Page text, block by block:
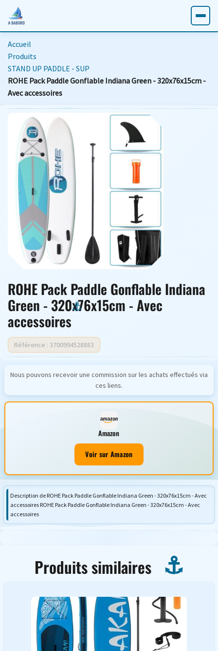
Accueil
Produits
STAND UP PADDLE - SUP
ROHE Pack Paddle Gonflable Indiana Green - 320x76x15cm -
Avec accessoires
ROHE Pack Paddle Gonflable Indiana
Green - 320x76x15cm - Avec
accessoires
Référence : 3700994528883
Nous pouvons recevoir une commission sur les achats effectués via
ces liens.
Amazon
Voir sur Amazon
Description de ROHE Pack Paddle Gonflable Indiana Green - 320x76x15cm - Avec
accessoires ROHE Pack Paddle Gonflable Indiana Green - 320x76x15cm - Avec
accessoires
Produits similaires